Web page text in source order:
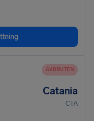
AVBRUTEN
Catania
CTA